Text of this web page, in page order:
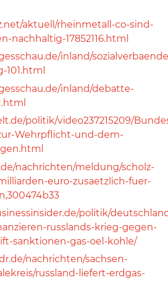
aktuell/rheinmetall-co-sind-
nachhaltig-17852116.html
inland/
inland/debatte-
politik/video237215209/
Wehrpflicht-und-dem-
nachrichten/meldung/scholz-
euro-zusaetzlich-fuer-
politik/
russlands-krieg-gegen-
sanktionen-gas-oel-kohle/
nachrichten/sachsen-
russland-liefert-erdgas-